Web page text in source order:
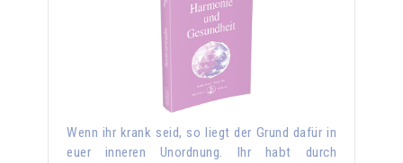
Wenn ihr krank seid, so liegt der Grund dafür in
euer inneren Unordnung. Ihr habt durch